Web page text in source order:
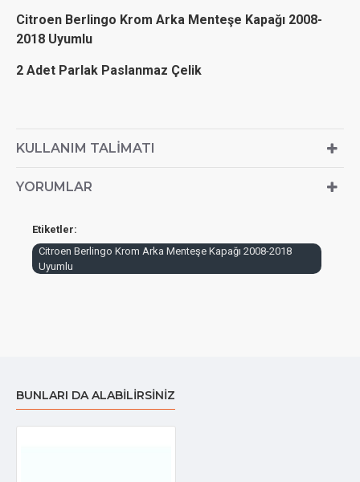
Citroen Berlingo Krom Arka Menteşe Kapağı 2008-
2018 Uyumlu
2 Adet Parlak Paslanmaz Çelik
KULLANIM TALIMATI
YORUMLAR
Etiketler:
Citroen Berlingo Krom Arka Menteşe Kapağı 2008-2018
Uyumlu
BUNLARI DA ALABILIRSINIZ